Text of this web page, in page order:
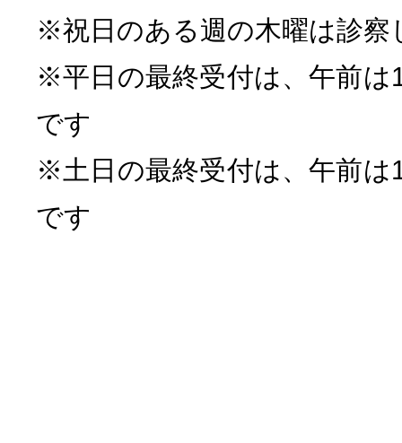
※祝日のある週の木曜は診察
※平日の最終受付は、午前は
です
※土日の最終受付は、午前は
です